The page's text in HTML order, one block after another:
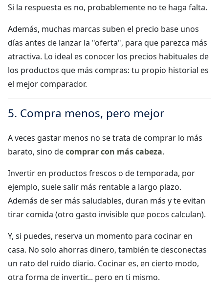
Si la respuesta es no, probablemente no te haga falta.
Además, muchas marcas suben el precio base unos
días antes de lanzar la "oferta", para que parezca más
atractiva. Lo ideal es conocer los precios habituales de
los productos que más compras: tu propio historial es
el mejor comparador.
5. Compra menos, pero mejor
A veces gastar menos no se trata de comprar lo más
barato, sino decomprar con más cabeza.
Invertir en productos frescos o de temporada, por
ejemplo, suele salir más rentable a largo plazo.
Además de ser más saludables, duran más y te evitan
tirar comida (otro gasto invisible que pocos calculan).
Y, si puedes, reserva un momento para cocinar en
casa. No solo ahorras dinero, también te desconectas
un rato del ruido diario. Cocinar es, en cierto modo,
otra forma de invertir... pero en ti mismo.